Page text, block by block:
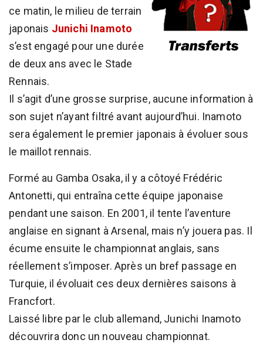
ce matin, le milieu de terrain
japonais Junichi Inamoto
s’est engagé pour une durée
de deux ans avec le Stade
Rennais.
Il s’agit d’une grosse surprise, aucune information à
son sujet n’ayant filtré avant aujourd’hui. Inamoto
sera également le premier japonais à évoluer sous
le maillot rennais.
Formé au Gamba Osaka, il y a côtoyé Frédéric
Antonetti, qui entraîna cette équipe japonaise
pendant une saison. En 2001, il tente l’aventure
anglaise en signant à Arsenal, mais n’y jouera pas. Il
écume ensuite le championnat anglais, sans
réellement s’imposer. Après un bref passage en
Turquie, il évoluait ces deux dernières saisons à
Francfort.
Laissé libre par le club allemand, Junichi Inamoto
découvrira donc un nouveau championnat.